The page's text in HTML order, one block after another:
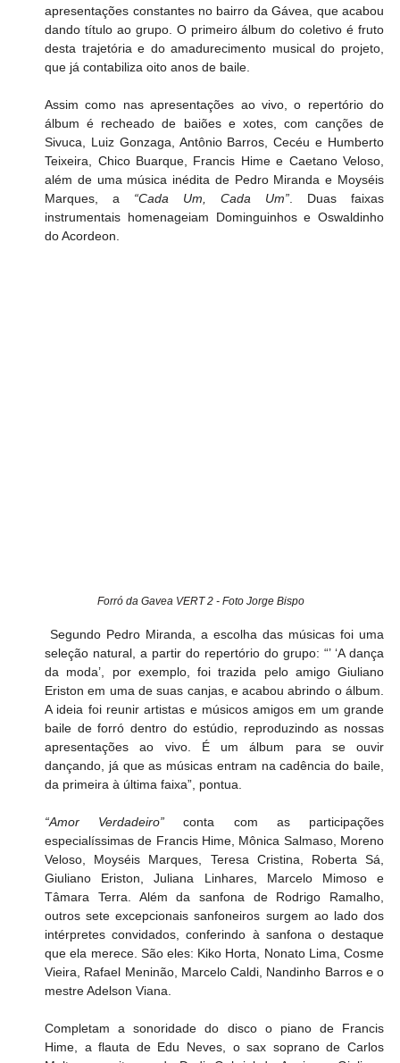
apresentações constantes no bairro da Gávea, que acabou
dando título ao grupo. O primeiro álbum do coletivo é fruto
desta trajetória e do amadurecimento musical do projeto,
que já contabiliza oito anos de baile.
Assim como nas apresentações ao vivo, o repertório do
álbum é recheado de baiões e xotes, com canções de
Sivuca, Luiz Gonzaga, Antônio Barros, Cecéu e Humberto
Teixeira, Chico Buarque, Francis Hime e Caetano Veloso,
além de uma música inédita de Pedro Miranda e Moyséis
Marques, a “Cada Um, Cada Um” . Duas faixas
instrumentais homenageiam Dominguinhos e Oswaldinho
do Acordeon.
Forró da Gavea VERT 2 - Foto Jorge Bispo
Segundo Pedro Miranda, a escolha das músicas foi uma
seleção natural, a partir do repertório do grupo: “’ ‘A dança
da moda’, por exemplo, foi trazida pelo amigo Giuliano
Eriston em uma de suas canjas, e acabou abrindo o álbum.
A ideia foi reunir artistas e músicos amigos em um grande
baile de forró dentro do estúdio, reproduzindo as nossas
apresentações ao vivo. É um álbum para se ouvir
dançando, já que as músicas entram na cadência do baile,
da primeira à última faixa”, pontua.
“Amor Verdadeiro” conta com as participações
especialíssimas de Francis Hime, Mônica Salmaso, Moreno
Veloso, Moyséis Marques, Teresa Cristina, Roberta Sá,
Giuliano Eriston, Juliana Linhares, Marcelo Mimoso e
Tâmara Terra. Além da sanfona de Rodrigo Ramalho,
outros sete excepcionais sanfoneiros surgem ao lado dos
intérpretes convidados, conferindo à sanfona o destaque
que ela merece. São eles: Kiko Horta, Nonato Lima, Cosme
Vieira, Rafael Meninão, Marcelo Caldi, Nandinho Barros e o
mestre Adelson Viana.
Completam a sonoridade do disco o piano de Francis
Hime, a flauta de Edu Neves, o sax soprano de Carlos